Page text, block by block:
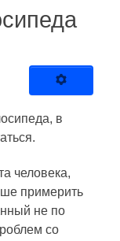
в
человека,
примерить
не по
со